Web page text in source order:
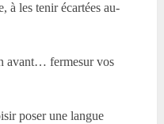
à les tenir écartées au-
avant… fermesur vos
poser une langue